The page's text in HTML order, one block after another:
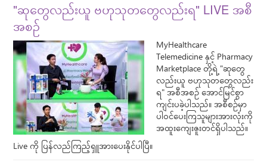
"ဆုတွေလည်းယူ ဗဟုသုတတွေလည်းရ" LIVE အစီ
အစဥ်
MyHealthcare
Telemedicine နှင့် Pharmacy
Marketplace တို့ရဲ့ "ဆုတွေ
လည်းယူ ဗဟုသုတတွေလည်း
ရ" အစီအစဉ် အောင်မြင်စွာ
ကျင်းပခဲ့ပါသည်။ အစီစဥ်မှာ
ပါဝင်ပေးကြသူများအားလုံးကို
အထူးကျေးဇူးတင်ရှိပါသည်။
Live ကို ပြန်လည်ကြည့်ရှူအားပေးနိုင်ပါပြီ။